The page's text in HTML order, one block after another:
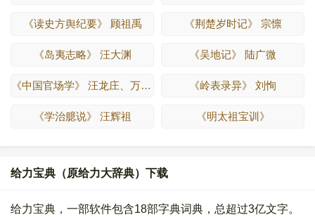
《读史方舆纪要》 顾祖禹 《荆楚岁时记》 宗懔
《岛夷志略》 汪大渊 《吴地记》 陆广微
《中国官场学》 汪龙庄、万枫江 《岭表录异》 刘恂
《学治臆说》 汪辉祖 《明太祖宝训》
给力宝典（原给力大辞典）下载
给力宝典，一部软件包含18部字典词典，总超过3亿文字。